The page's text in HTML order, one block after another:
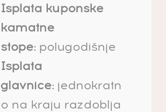
Isplata kuponske
kamatne
stope: polugodišnje
Isplata
glavnice: jednokratn
o na kraju razdoblja